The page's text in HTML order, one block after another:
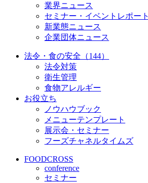
業界ニュース
セミナー・イベントレポート
新業態ニュース
企業団体ニュース
法令・食の安全（144）
法令対策
衛生管理
食物アレルギー
お役立ち
ノウハウブック
メニューテンプレート
展示会・セミナー
フーズチャネルタイムズ
FOODCROSS
conference
セミナー